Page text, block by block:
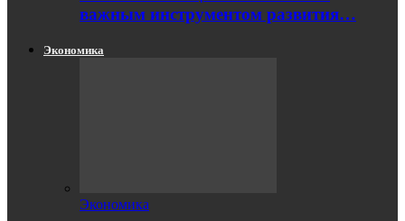
важным инструментом развития…
Экономика
Экономика